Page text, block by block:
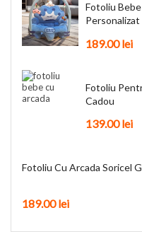
Fotoliu
Personalizat
189.00lei
Fotoliu
Cadou
139.00lei
Fotoliu Cu Arcada Soricel
189.00lei